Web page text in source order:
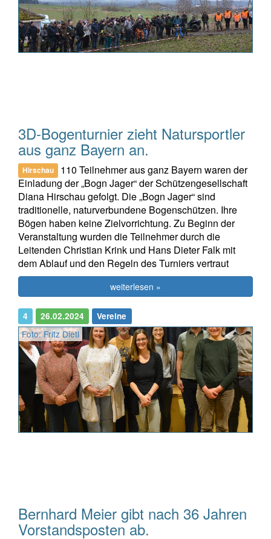
3D-Bogenturnier zieht Natursportler
aus ganz Bayern an.
Hirschau
110 Teilnehmer aus ganz Bayern waren der
Einladung der „Bogn Jager“ der Schützengesellschaft
Diana Hirschau gefolgt. Die „Bogn Jager“ sind
traditionelle, naturverbundene Bogenschützen. Ihre
Bögen haben keine Zielvorrichtung. Zu Beginn der
Veranstaltung wurden die Teilnehmer durch die
Leitenden Christian Krink und Hans Dieter Falk mit
dem Ablauf und den Regeln des Turniers vertraut
weiterlesen »
4 26.02.2024 Vereine
Foto: Fritz Dietl
Bernhard Meier gibt nach 36 Jahren
Vorstandsposten ab.